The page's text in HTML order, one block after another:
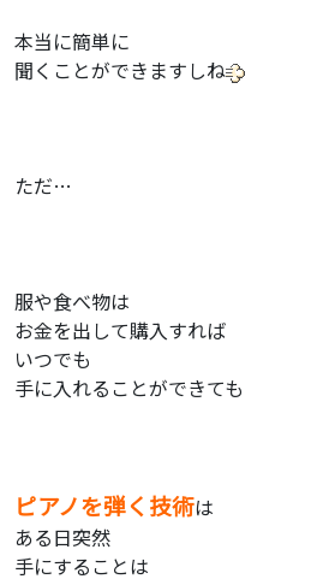
本当に簡単に
聞くことができますしね
ただ…
服や食べ物は
お金を出して購入すれば
いつでも
手に入れることができても
ピアノを弾く技術は
ある日突然
手にすることは